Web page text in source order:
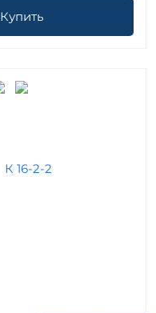
Купить